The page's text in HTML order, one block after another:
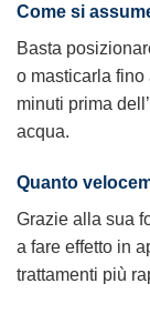
Come si
Basta
o masticarla
minuti prima
acqua.
Quanto
Grazie alla sua
a fare effetto in
trattamenti più